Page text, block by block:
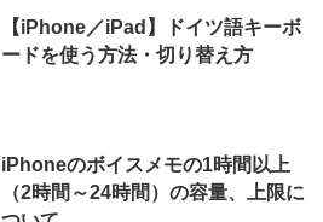
【iPhone／iPad】ドイツ語キーボ
ードを使う方法・切り替え方
iPhoneのボイスメモの1時間以上
（2時間～24時間）の容量、上限に